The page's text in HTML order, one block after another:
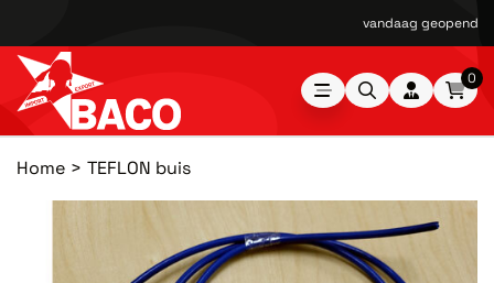
vandaag geopend
0
Home TEFLON buis